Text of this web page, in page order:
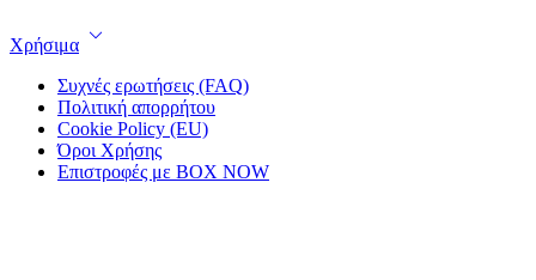
Χρήσιμα
Συχνές ερωτήσεις (FAQ)
Πολιτική απορρήτου
Cookie Policy (EU)
Όροι Χρήσης
Επιστροφές με BOX NOW